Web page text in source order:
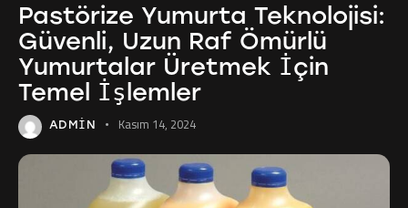
Pastörize Yumurta Teknolojisi:
Güvenli, Uzun Raf Ömürlü
Yumurtalar Üretmek İçin
Temel İşlemler
ADMIN Kasım 14, 2024